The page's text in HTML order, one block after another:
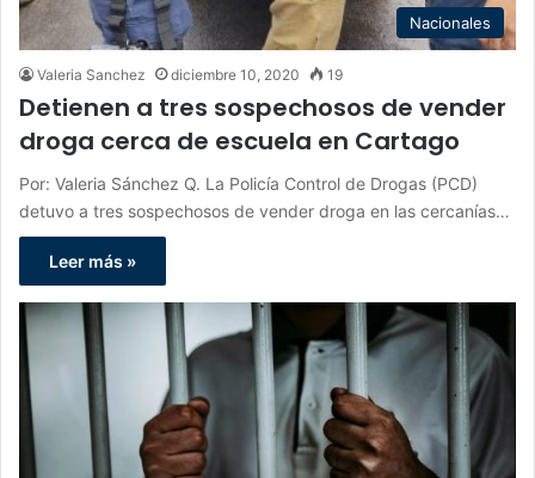
Nacionales
Valeria Sanchez diciembre 10, 2020 19
Detienen a tres sospechosos de vender
droga cerca de escuela en Cartago
Por: Valeria Sánchez Q. La Policía Control de Drogas (PCD)
detuvo a tres sospechosos de vender droga en las cercanías…
Leer más »